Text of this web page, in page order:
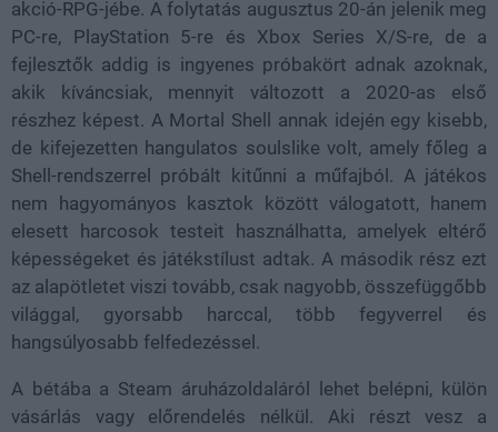
akció-RPG-jébe. A folytatás augusztus 20-án jelenik meg
PC-re, PlayStation 5-re és Xbox Series X/S-re, de a
fejlesztők addig is ingyenes próbakört adnak azoknak,
akik kíváncsiak, mennyit változott a 2020-as első
részhez képest. A Mortal Shell annak idején egy kisebb,
de kifejezetten hangulatos soulslike volt, amely főleg a
Shell-rendszerrel próbált kitűnni a műfajból. A játékos
nem hagyományos kasztok között válogatott, hanem
elesett harcosok testeit használhatta, amelyek eltérő
képességeket és játékstílust adtak. A második rész ezt
az alapötletet viszi tovább, csak nagyobb, összefüggőbb
világgal, gyorsabb harccal, több fegyverrel és
hangsúlyosabb felfedezéssel.
A bétába a Steam áruházoldaláról lehet belépni, külön
vásárlás vagy előrendelés nélkül. Aki részt vesz a